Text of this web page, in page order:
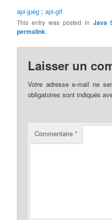
api-jpeg ;api-gif
This entry was posted in Java
permalink.
Laisser un
Votre adresse e-mail ne
obligatoires sont indiqués
Commentaire*